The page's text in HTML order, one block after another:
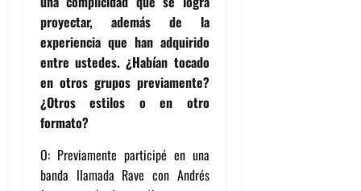
proyectar, además de la
experiencia que han adquirido
entre ustedes. ¿Habían tocado
en otros grupos previamente?
¿Otros estilos o en otro
formato?
O: Previamente participé en una
banda llamada Rave con Andrés